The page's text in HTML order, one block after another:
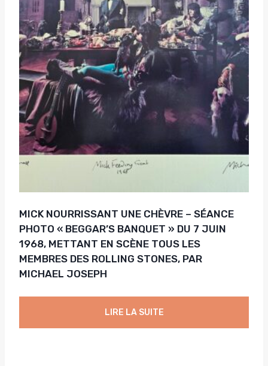
MICK NOURRISSANT UNE CHÈVRE – SÉANCE
PHOTO « BEGGAR’S BANQUET » DU 7 JUIN
1968, METTANT EN SCÈNE TOUS LES
MEMBRES DES ROLLING STONES, PAR
MICHAEL JOSEPH
LIRE LA SUITE